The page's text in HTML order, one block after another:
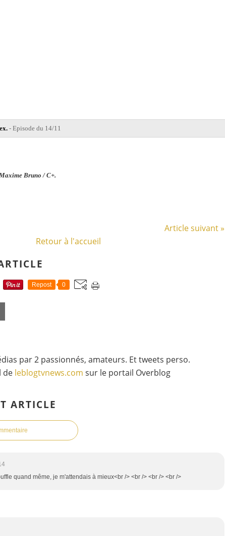
- Episode du 14/11
Bruno / C+.
Article suivant »
Retour à l'accueil
Repost 0
par 2 passionnés, amateurs. Et tweets perso.
de leblogtvnews.com sur le portail Overblog
ARTICLE
quand même, je m'attendais à mieux<br /> <br /> <br /> <br />